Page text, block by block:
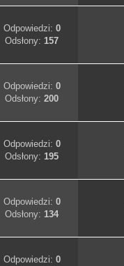
Odpowiedzi: 0
Odsłony:157
Odpowiedzi: 0
Odsłony:200
Odpowiedzi: 0
Odsłony:195
Odpowiedzi: 0
Odsłony:134
Odpowiedzi: 0